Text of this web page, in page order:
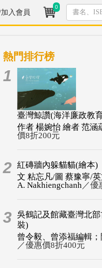
入會員
0
熱門排行榜
1
臺灣鯨讚(海洋廉政教
作者 楊婉怡 繪者 范涵
價8折200元
2 紅磚牆內躲貓貓(繪本)
文 粘忘凡/圖 蔡豫寧/
A. Nakhiengchanh／優
3 吳鶴記及館藏臺灣北
裝)
曾令毅、曾添福編輯
／優惠價8折400元